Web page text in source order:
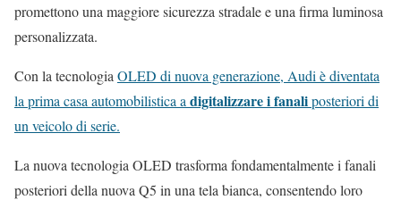
promettono una maggiore sicurezza stradale e una firma luminosa
personalizzata.
Con la tecnologia OLED di nuova generazione, Audi è diventata
la prima casa automobilistica a digitalizzare i fanaliposteriori di
un veicolo di serie.
La nuova tecnologia OLED trasforma fondamentalmente i fanali
posteriori della nuova Q5 in una tela bianca, consentendo loro